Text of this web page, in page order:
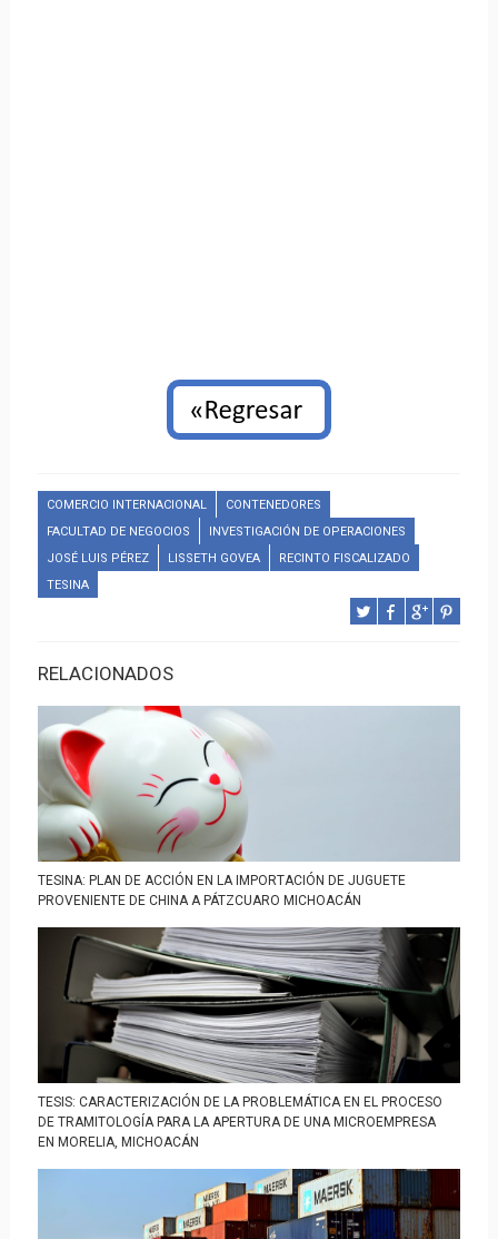
COMERCIO INTERNACIONAL
CONTENEDORES
FACULTAD DE NEGOCIOS
INVESTIGACIÓN DE OPERACIONES
JOSÉ LUIS PÉREZ
LISSETH GOVEA
RECINTO FISCALIZADO
TESINA
RELACIONADOS
TESINA: PLAN DE ACCIÓN EN LA IMPORTACIÓN DE JUGUETE
PROVENIENTE DE CHINA A PÁTZCUARO MICHOACÁN
TESIS: CARACTERIZACIÓN DE LA PROBLEMÁTICA EN EL PROCESO
DE TRAMITOLOGÍA PARA LA APERTURA DE UNA MICROEMPRESA
EN MORELIA, MICHOACÁN